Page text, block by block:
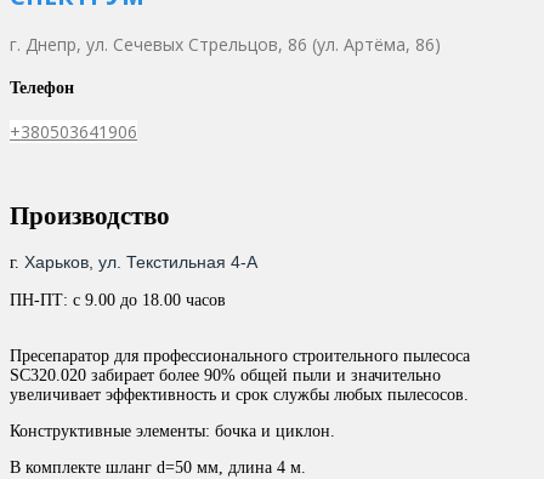
г. Днепр, ул. Сечевых Стрельцов, 86 (ул. Артёма, 86)
Телефон
+380503641906
Производство
г. Харьков, ул. Текстильная 4-А
ПН-ПТ: с 9.00 до 18.00 часов
Пресепаратор для профессионального строительного пылесоса
SC320.020 забирает более 90% общей пыли и значительно
увеличивает эффективность и срок службы любых пылесосов.
Конструктивные элементы: бочка и циклон.
В комплекте шланг d=50 мм, длина 4 м.